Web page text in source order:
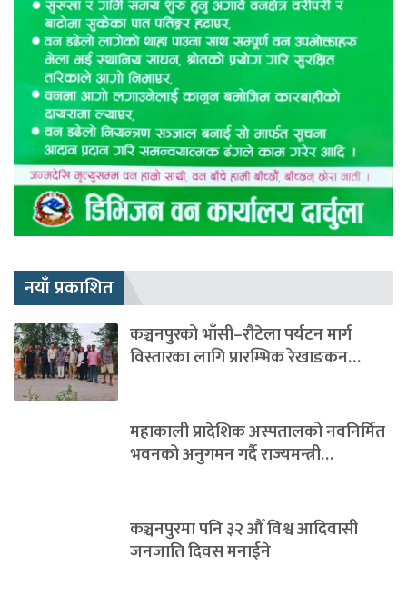
नयाँ प्रकाशित
कञ्चनपुरको भाँसी–रौटेला पर्यटन मार्ग
विस्तारका लागि प्रारम्भिक रेखाङकन…
महाकाली प्रादेशिक अस्पतालको नवनिर्मित
भवनको अनुगमन गर्दै राज्यमन्त्री…
कञ्चनपुरमा पनि ३२ औँ विश्व आदिवासी
जनजाति दिवस मनाईने